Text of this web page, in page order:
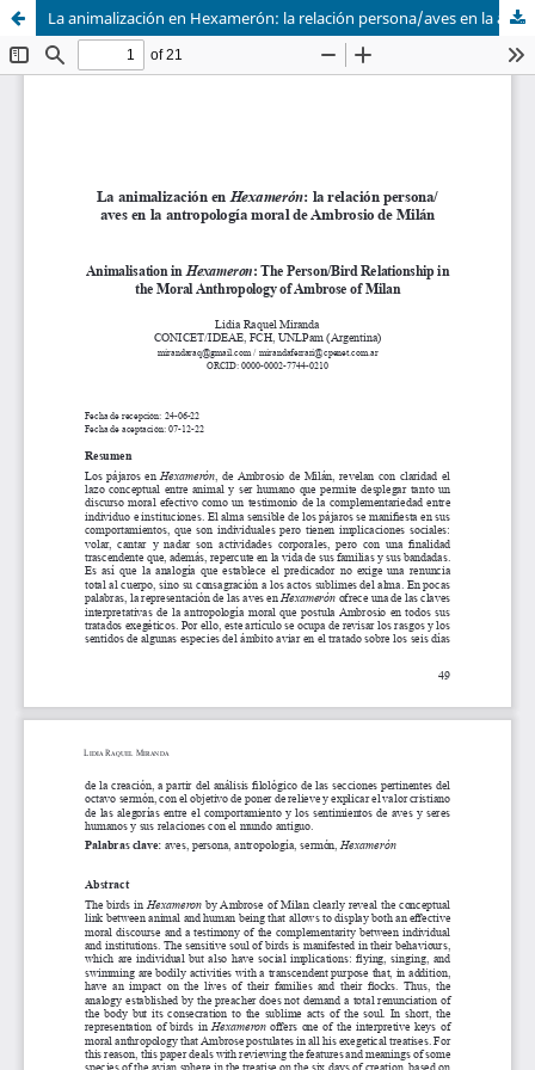
La animalización en Hexamerón: la relación persona/aves en la antropología moral de Ambrosio de Milán